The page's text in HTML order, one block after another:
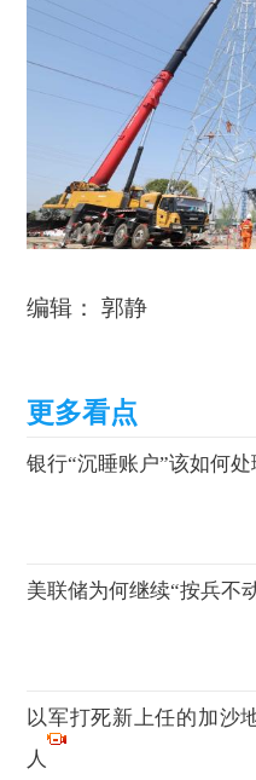
编辑： 郭静
银行“沉睡账户”该如何处
美联储为何继续“按兵不
以军打死新上任的加沙
人